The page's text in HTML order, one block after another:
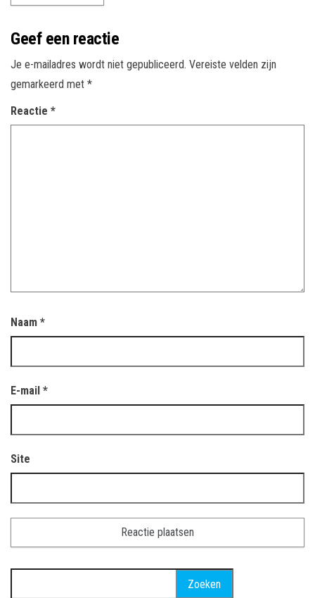
Geef een reactie
Je e-mailadres wordt niet gepubliceerd. Vereiste velden zijn
gemarkeerd met *
Reactie *
Naam *
E-mail *
Site